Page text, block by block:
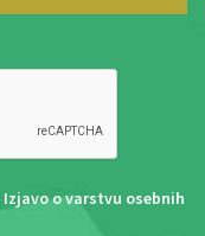
Izjavo o varstvu osebnih